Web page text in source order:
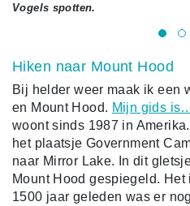
Vogels spotten.
Hiken naar Mount Hood
Bij helder weer maak ik een
en Mount Hood. Mijn gids
woont sinds 1987 in
het plaatsje Government
naar Mirror Lake. In dit
Mount Hood gespiegeld.
1500 jaar geleden was er